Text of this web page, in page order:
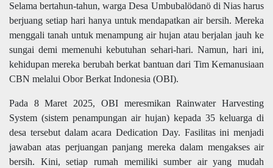
Selama bertahun-tahun, warga Desa Umbubalödanö di Nias harus
berjuang setiap hari hanya untuk mendapatkan air bersih. Mereka
menggali tanah untuk menampung air hujan atau berjalan jauh ke
sungai demi memenuhi kebutuhan sehari-hari. Namun, hari ini,
kehidupan mereka berubah berkat bantuan dari Tim Kemanusiaan
CBN melalui Obor Berkat Indonesia (OBI).
Pada 8 Maret 2025, OBI meresmikan Rainwater Harvesting
System (sistem penampungan air hujan) kepada 35 keluarga di
desa tersebut dalam acara Dedication Day. Fasilitas ini menjadi
jawaban atas perjuangan panjang mereka dalam mengakses air
bersih. Kini, setiap rumah memiliki sumber air yang mudah